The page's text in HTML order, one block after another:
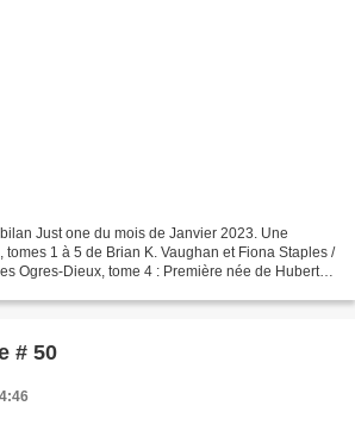
Just one du mois de Janvier 2023. Une
1 à 5 de Brian K. Vaughan et Fiona Staples /
Ogres-Dieux, tome 4 : Première née de Hubert et
# 50